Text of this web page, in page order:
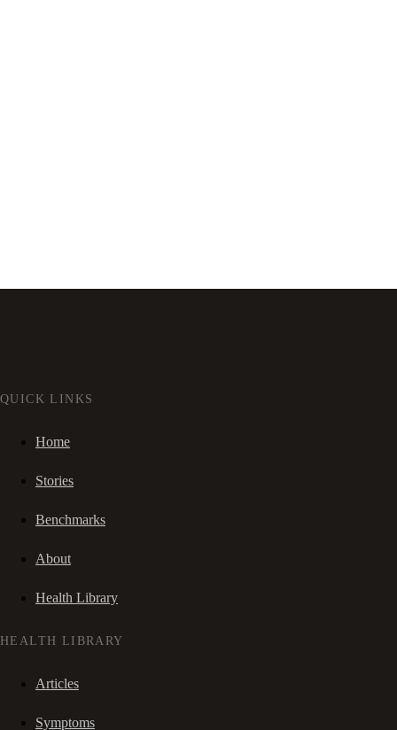
QUICK LINKS
Home
Stories
Benchmarks
About
Health Library
HEALTH LIBRARY
Articles
Symptoms